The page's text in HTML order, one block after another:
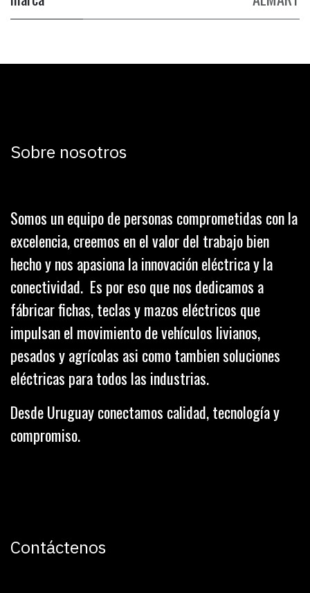
Sobre nosotros
Somos un equipo de personas comprometidas con la
excelencia, creemos en el valor del trabajo bien
hecho y nos apasiona la innovación eléctrica y la
conectividad. Es por eso que nos dedicamos a
fábricar fichas, teclas y mazos eléctricos que
impulsan el movimiento de vehículos livianos,
pesados y agrícolas asi como tambien soluciones
eléctricas para todos las industrias.
Desde Uruguay conectamos calidad, tecnología y
compromiso.
Contáctenos